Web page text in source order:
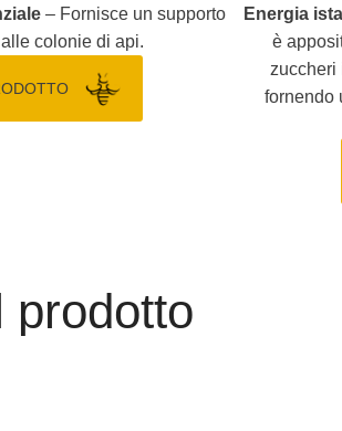
– Fornisce un supporto
colonie di api.
Energia
è
zuccheri
fornendo
prodotto